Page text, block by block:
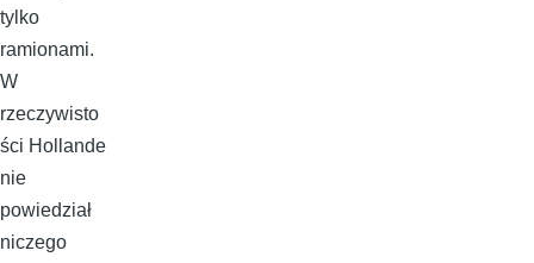
tylko
ramionami.
W
rzeczywisto
ści Hollande
nie
powiedział
niczego